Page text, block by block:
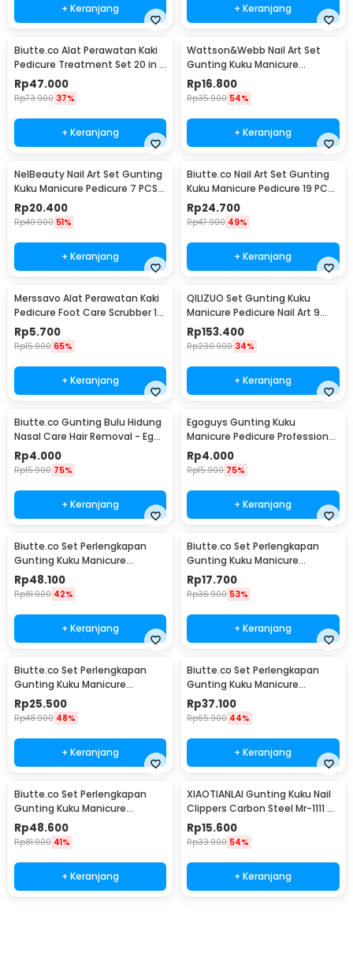
+ Keranjang + Keranjang
Biutte.co Alat Perawatan Kaki
Pedicure Treatment Set 20 in 1
- GR5663
Rp47.000
Rp73.900 37%
+ Keranjang
Wattson&Webb Nail Art Set
Gunting Kuku Manicure
Pedicure 12 PCS - B07T
Rp16.800
Rp35.900 54%
+ Keranjang
NelBeauty Nail Art Set Gunting
Kuku Manicure Pedicure 7 PCS -
7023D
Rp20.400
Rp40.900 51%
+ Keranjang
Biutte.co Nail Art Set Gunting
Kuku Manicure Pedicure 19 PCS
- i7000D
Rp24.700
Rp47.900 49%
+ Keranjang
Merssavo Alat Perawatan Kaki
Pedicure Foot Care Scrubber 1
PCS - HB07
Rp5.700
Rp15.900 65%
+ Keranjang
QILIZUO Set Gunting Kuku
Manicure Pedicure Nail Art 9
PCS - 309
Rp153.400
Rp230.900 34%
+ Keranjang
Biutte.co Gunting Bulu Hidung
Nasal Care Hair Removal - Ego-
1Rp4.000
Rp15.900 75%
+ Keranjang
Egoguys Gunting Kuku
Manicure Pedicure Professional
Stainless Steel - NT97
Rp4.000
Rp15.900 75%
+ Keranjang
Biutte.co Set Perlengkapan
Gunting Kuku Manicure
Pedicure Nail Clipper 18 PCS -
S0M020
Rp48.100
Rp81.900 42%
+ Keranjang
Biutte.co Set Perlengkapan
Gunting Kuku Manicure
Pedicure Nail Clipper 7 PCS -
S0M020
Rp17.700
Rp36.900 53%
+ Keranjang
Biutte.co Set Perlengkapan
Gunting Kuku Manicure
Pedicure Nail Clipper 10 PCS -
S0M020
Rp25.500
Rp48.900 48%
+ Keranjang
Biutte.co Set Perlengkapan
Gunting Kuku Manicure
Pedicure Nail Clipper 12 PCS -
S0M020
Rp37.100
Rp65.900 44%
+ Keranjang
Biutte.co Set Perlengkapan
Gunting Kuku Manicure
Pedicure Nail Clipper 16 PCS -
S0M020
Rp48.600
Rp81.900 41%
+ Keranjang
XIAOTIANLAI Gunting Kuku Nail
Clippers Carbon Steel Mr-1111 -
XGK
Rp15.600
Rp33.900 54%
+ Keranjang